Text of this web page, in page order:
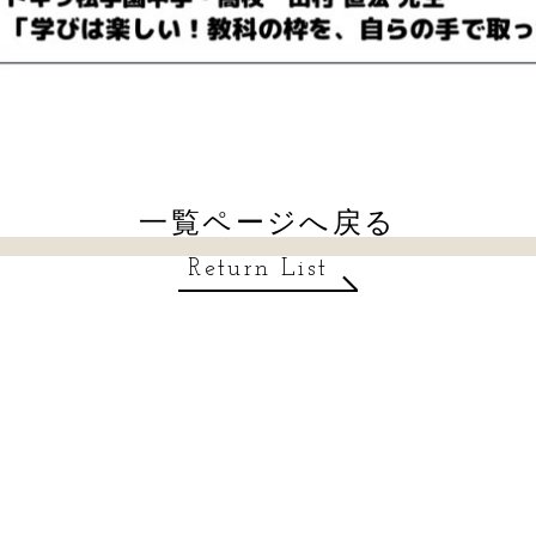
一覧ページへ戻る
Return List